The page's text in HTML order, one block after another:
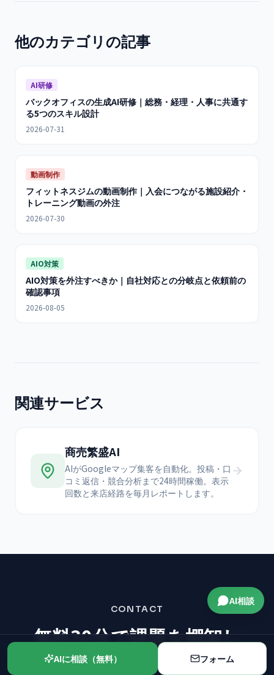
他のカテゴリの記事
AI研修
バックオフィスの生成AI研修｜総務・経理・人事に共通す
る5つのスキル設計
2026-07-31
動画制作
フィットネスジムの動画制作｜入会につながる施設紹介・
トレーニング動画の外注
2026-07-30
AIO対策
AIO対策を外注すべきか｜自社対応との分岐点と依頼前の
確認事項
2026-08-05
関連サービス
商売繁盛AI
AIがGoogleマップ集客を自動化。投稿・口
コミ返信・競合分析まで24時間稼働。表示
回数と来店経路を毎月レポートします。
CONTACT
無料30分で課題を棚卸し
→ 打ち手の方向性をご提案
AIに相談（無料） フォーム
AI相談